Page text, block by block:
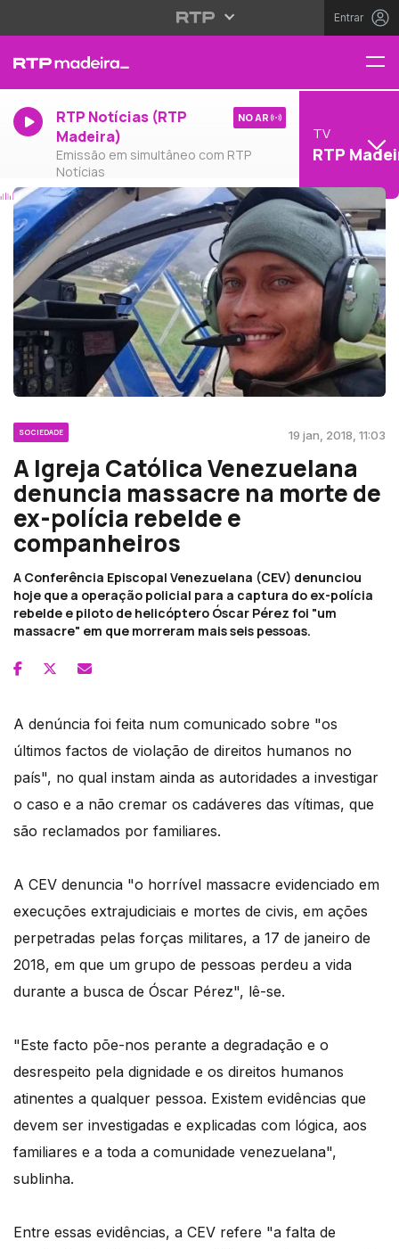
Entrar
RTP Notícias (RTP
Madeira)
Emissão em simultâneo com RTP
Notícias
NO AR
TV
RTP
SOCIEDADE 19 jan, 2018, 11:03
A Igreja Católica Venezuelana
denuncia massacre na morte de
ex-polícia rebelde e
companheiros
A Conferência Episcopal Venezuelana (CEV) denunciou
hoje que a operação policial para a captura do ex-polícia
rebelde e piloto de helicóptero Óscar Pérez foi "um
massacre" em que morreram mais seis pessoas.
A denúncia foi feita num comunicado sobre "os
últimos factos de violação de direitos humanos no
país", no qual instam ainda as autoridades a investigar
o caso e a não cremar os cadáveres das vítimas, que
são reclamados por familiares.
A CEV denuncia "o horrível massacre evidenciado em
execuções extrajudiciais e mortes de civis, em ações
perpetradas pelas forças militares, a 17 de janeiro de
2018, em que um grupo de pessoas perdeu a vida
durante a busca de Óscar Pérez", lê-se.
"Este facto põe-nos perante a degradação e o
desrespeito pela dignidade e os direitos humanos
atinentes a qualquer pessoa. Existem evidências que
devem ser investigadas e explicadas com lógica, aos
familiares e a toda a comunidade venezuelana",
sublinha.
Entre essas evidências, a CEV refere "a falta de